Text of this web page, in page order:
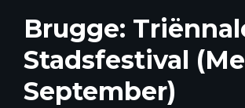
Brugge:
Stadsfestival
September)